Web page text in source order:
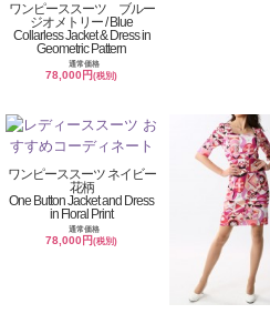
ワンピーススーツ ブルー
ジオメトリー / Blue
Collarless Jacket & Dress in
Geometric Pattern
通常価格
78,000円(税別)
ワンピーススーツ ネイビー
花柄
One Button Jacket and Dress
in Floral Print
通常価格
78,000円(税別)